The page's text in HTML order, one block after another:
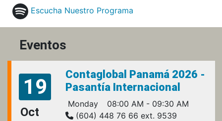
Escucha Nuestro Programa
Eventos
19
Oct
Contaglobal Panamá 2026 -
Pasantía Internacional
Monday
08:00 AM - 09:30 AM
(604) 448 76 66 ext. 9539